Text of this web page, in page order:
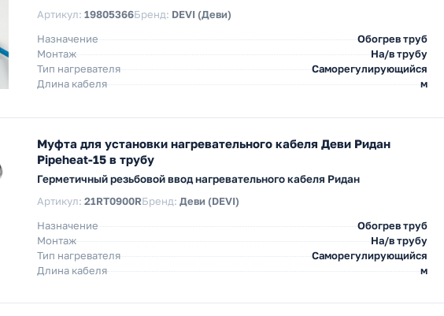
Артикул: 19805366Бренд: DEVI (Деви)
Назначение
Обогрев труб
Монтаж
На/в трубу
Тип нагревателя
Саморегулирующийся
Длина кабеля
м
Муфта для установки нагревательного кабеля Деви Ридан
Pipeheat-15 в трубу
Герметичный резьбовой ввод нагревательного кабеля Ридан
Артикул: 21RT0900RБренд: Деви (DEVI)
Назначение
Обогрев труб
Монтаж
На/в трубу
Тип нагревателя
Саморегулирующийся
Длина кабеля
м